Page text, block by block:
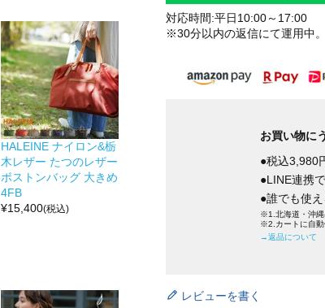
HALEINE ナイロン&栃
木レザー たつのレザー
ボストンバッグ 大きめ
4FB
¥15,400(税込)
対応時間:平日10:00～17:00
※30分以内の返信にて運用中。
お買い物に
●税込3,980
●LINE連携
●誰でも使
※1.北海道・沖
※2.カートに自動
→返品について
レビューを書く